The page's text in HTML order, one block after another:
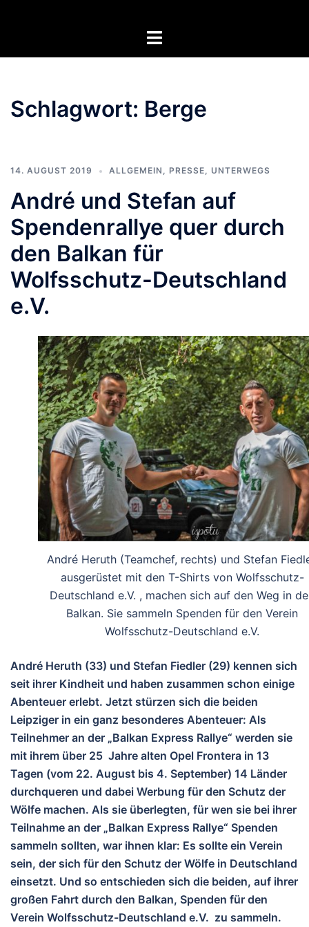
Menü
Schlagwort: Berge
14. AUGUST 2019 ALLGEMEIN , PRESSE, UNTERWEGS
André und Stefan auf
Spendenrallye quer durch
den Balkan für
Wolfsschutz-Deutschland
e.V.
André Heruth (Teamchef, rechts) und Stefan
ausgerüstet mit den T-Shirts von Wolfsschutz-
Deutschland e.V. , machen sich auf den Weg in
Balkan. Sie sammeln Spenden für den Verein
Wolfsschutz-Deutschland e.V.
André Heruth (33) und Stefan Fiedler (29) kennen sich
seit ihrer Kindheit und haben zusammen schon einige
Abenteuer erlebt. Jetzt stürzen sich die beiden
Leipziger in ein ganz besonderes Abenteuer: Als
Teilnehmer an der „Balkan Express Rallye“ werden sie
mit ihrem über 25 Jahre alten Opel Frontera in 13
Tagen (vom 22. August bis 4. September) 14 Länder
durchqueren und dabei Werbung für den Schutz der
Wölfe machen. Als sie überlegten, für wen sie bei ihrer
Teilnahme an der „Balkan Express Rallye“ Spenden
sammeln sollten, war ihnen klar: Es sollte ein Verein
sein, der sich für den Schutz der Wölfe in Deutschland
einsetzt. Und so entschieden sich die beiden, auf ihrer
großen Fahrt durch den Balkan, Spenden für den
Verein Wolfsschutz-Deutschland e.V. zu sammeln.